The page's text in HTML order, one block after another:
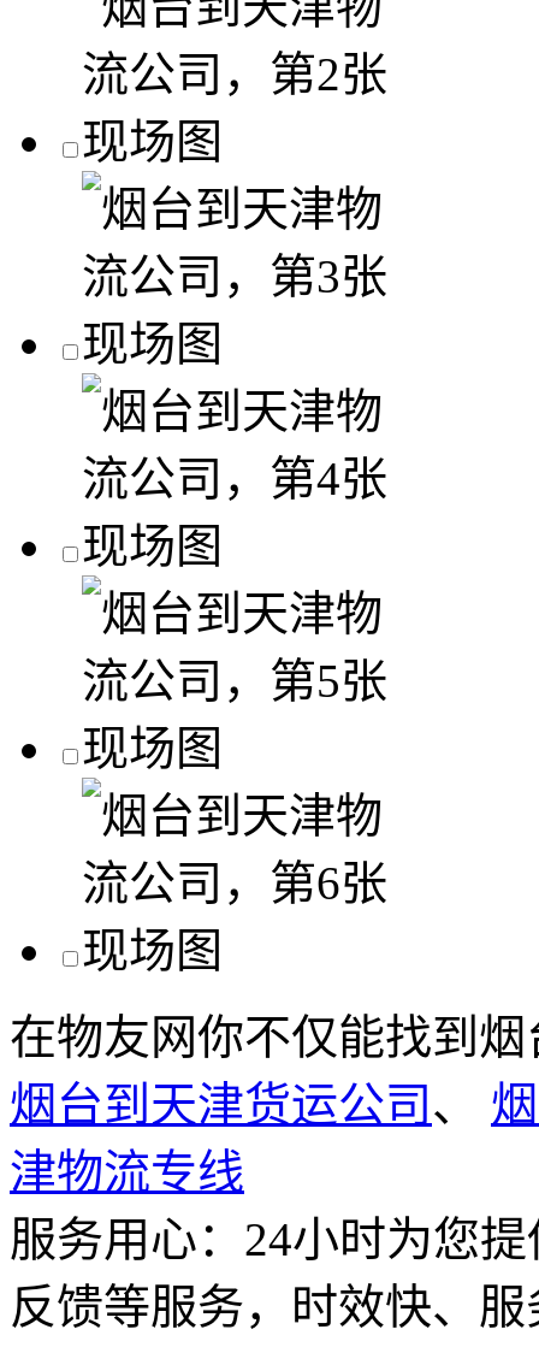
在物友网你不仅能找到
烟台到天津货运公司 、
津物流专线
服务用心： 24小时为您
反馈等服务，时效快、